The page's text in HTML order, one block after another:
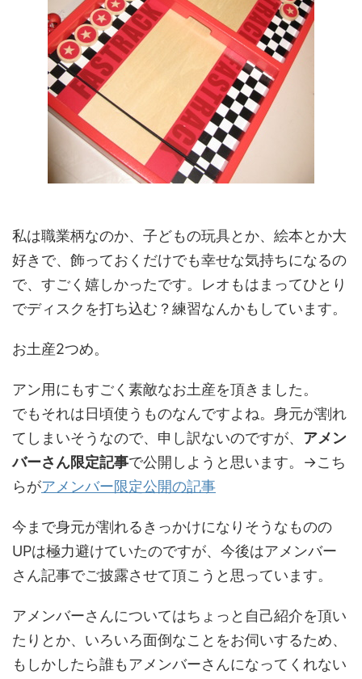
私は職業柄なのか、子どもの玩具とか、絵本とか大
好きで、飾っておくだけでも幸せな気持ちになるの
で、すごく嬉しかったです。レオもはまってひとり
でディスクを打ち込む？練習なんかもしています。
お土産2つめ。
アン用にもすごく素敵なお土産を頂きました。
でもそれは日頃使うものなんですよね。身元が割れ
てしまいそうなので、申し訳ないのですが、 アメン
バーさん限定記事で公開しようと思います。→こち
らがアメンバー限定公開の記事
今まで身元が割れるきっかけになりそうなものの
UPは極力避けていたのですが、今後はアメンバー
さん記事でご披露させて頂こうと思っています。
アメンバーさんについてはちょっと自己紹介を頂い
たりとか、いろいろ面倒なことをお伺いするため、
もしかしたら誰もアメンバーさんになってくれない